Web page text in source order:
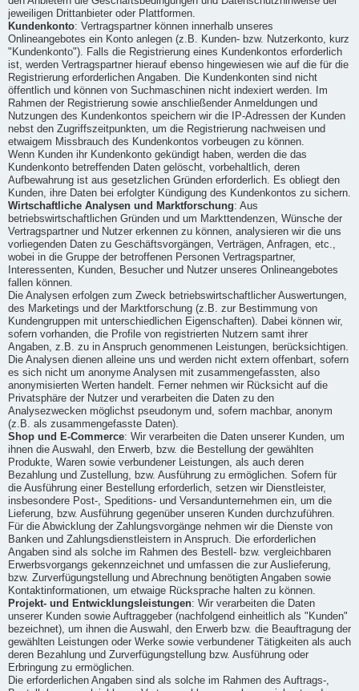
jeweiligen Drittanbieter oder Plattformen.
Kundenkonto: Vertragspartner können innerhalb unseres
Onlineangebotes ein Konto anlegen (z.B. Kunden- bzw. Nutzerkonto, kurz
"Kundenkonto"). Falls die Registrierung eines Kundenkontos erforderlich
ist, werden Vertragspartner hierauf ebenso hingewiesen wie auf die für die
Registrierung erforderlichen Angaben. Die Kundenkonten sind nicht
öffentlich und können von Suchmaschinen nicht indexiert werden. Im
Rahmen der Registrierung sowie anschließender Anmeldungen und
Nutzungen des Kundenkontos speichern wir die IP-Adressen der Kunden
nebst den Zugriffszeitpunkten, um die Registrierung nachweisen und
etwaigem Missbrauch des Kundenkontos vorbeugen zu können.
Wenn Kunden ihr Kundenkonto gekündigt haben, werden die das
Kundenkonto betreffenden Daten gelöscht, vorbehaltlich, deren
Aufbewahrung ist aus gesetzlichen Gründen erforderlich. Es obliegt den
Kunden, ihre Daten bei erfolgter Kündigung des Kundenkontos zu sichern.
Wirtschaftliche Analysen und Marktforschung: Aus
betriebswirtschaftlichen Gründen und um Markttendenzen, Wünsche der
Vertragspartner und Nutzer erkennen zu können, analysieren wir die uns
vorliegenden Daten zu Geschäftsvorgängen, Verträgen, Anfragen, etc.,
wobei in die Gruppe der betroffenen Personen Vertragspartner,
Interessenten, Kunden, Besucher und Nutzer unseres Onlineangebotes
fallen können.
Die Analysen erfolgen zum Zweck betriebswirtschaftlicher Auswertungen,
des Marketings und der Marktforschung (z.B. zur Bestimmung von
Kundengruppen mit unterschiedlichen Eigenschaften). Dabei können wir,
sofern vorhanden, die Profile von registrierten Nutzern samt ihrer
Angaben, z.B. zu in Anspruch genommenen Leistungen, berücksichtigen.
Die Analysen dienen alleine uns und werden nicht extern offenbart, sofern
es sich nicht um anonyme Analysen mit zusammengefassten, also
anonymisierten Werten handelt. Ferner nehmen wir Rücksicht auf die
Privatsphäre der Nutzer und verarbeiten die Daten zu den
Analysezwecken möglichst pseudonym und, sofern machbar, anonym
(z.B. als zusammengefasste Daten).
Shop und E-Commerce: Wir verarbeiten die Daten unserer Kunden, um
ihnen die Auswahl, den Erwerb, bzw. die Bestellung der gewählten
Produkte, Waren sowie verbundener Leistungen, als auch deren
Bezahlung und Zustellung, bzw. Ausführung zu ermöglichen. Sofern für
die Ausführung einer Bestellung erforderlich, setzen wir Dienstleister,
insbesondere Post-, Speditions- und Versandunternehmen ein, um die
Lieferung, bzw. Ausführung gegenüber unseren Kunden durchzuführen.
Für die Abwicklung der Zahlungsvorgänge nehmen wir die Dienste von
Banken und Zahlungsdienstleistern in Anspruch. Die erforderlichen
Angaben sind als solche im Rahmen des Bestell- bzw. vergleichbaren
Erwerbsvorgangs gekennzeichnet und umfassen die zur Auslieferung,
bzw. Zurverfügungstellung und Abrechnung benötigten Angaben sowie
Kontaktinformationen, um etwaige Rücksprache halten zu können.
Projekt- und Entwicklungsleistungen: Wir verarbeiten die Daten
unserer Kunden sowie Auftraggeber (nachfolgend einheitlich als "Kunden"
bezeichnet), um ihnen die Auswahl, den Erwerb bzw. die Beauftragung der
gewählten Leistungen oder Werke sowie verbundener Tätigkeiten als auch
deren Bezahlung und Zurverfügungstellung bzw. Ausführung oder
Erbringung zu ermöglichen.
Die erforderlichen Angaben sind als solche im Rahmen des Auftrags-,